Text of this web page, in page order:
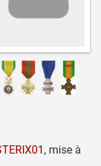
, mise à